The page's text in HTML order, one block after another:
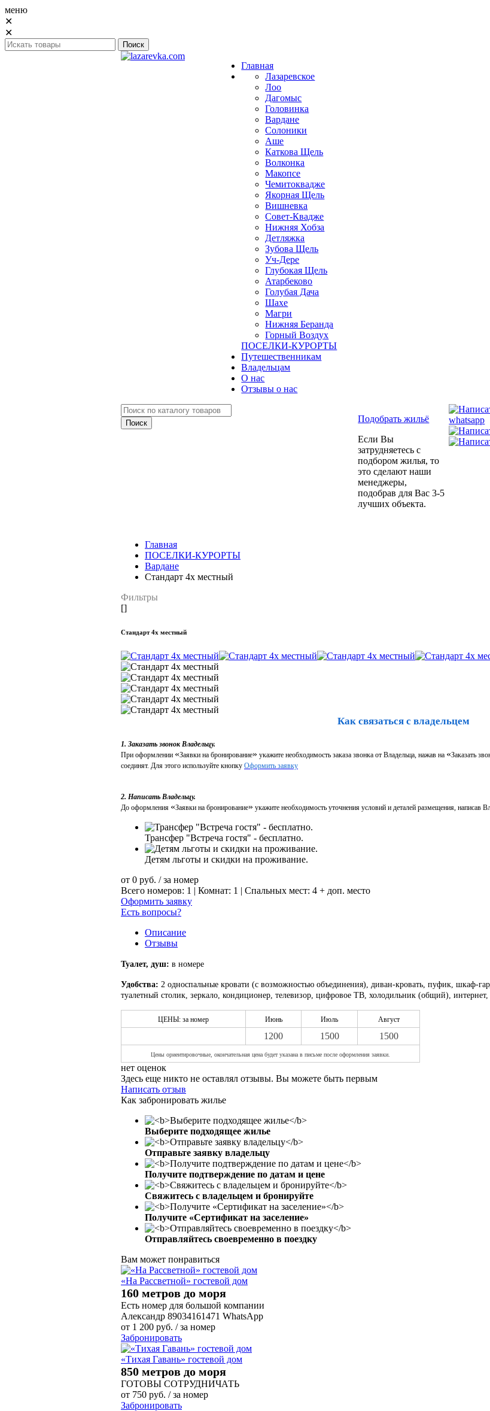
меню
✕
✕
Главная
Лазаревское
Лоо
Дагомыс
Головинка
Вардане
Солоники
Аше
Каткова Щель
Волконка
Макопсе
Чемитоквадже
Якорная Щель
Вишневка
Совет-Квадже
Нижняя Хобза
Детляжка
Зубова Щель
Уч-Дере
Глубокая Щель
Атарбеково
Голубая Дача
Шахе
Магри
Нижняя Беранда
Горный Воздух
ПОСЕЛКИ-КУРОРТЫ
Путешественникам
Владельцам
О нас
Отзывы о нас
Подобрать жильё
Если Вы
затрудняетесь с
подбором жилья, то
это сделают наши
менеджеры,
подобрав для Вас 3-5
лучших объекта.
Главная
ПОСЕЛКИ-КУРОРТЫ
Вардане
Стандарт 4х местный
Фильтры
[]
Стандарт 4х местный
Как связаться с владельцем
1. Заказать звонок Владельцу.
При оформлении «Заявки на бронирование» укажите необходимость заказа звонка от Владельца, нажав на «Заказать
соединят. Для этого используйте кнопку Оформить заявку
2. Написать Владельцу.
До оформления «Заявки на бронирование» укажите необходимость уточнения условий и деталей размещения, написав
Трансфер "Встреча гостя" - бесплатно.
Детям льготы и скидки на проживание.
от 0 руб. / за номер
Всего номеров: 1 | Комнат: 1 | Спальных мест: 4 + доп. место
Оформить заявку
Есть вопросы?
Описание
Отзывы
Туалет, душ: в номере
Удобства: 2 односпальные кровати (с возможностью объединения), диван-кровать, пуфик, шкаф-
туалетный столик, зеркало, кондиционер, телевизор, цифровое ТВ, холодильник (общий), интернет,
ЦЕНЫ: за номер Июнь Июль Август
1200 1500 1500
Цены ориентировочные, окончательная цена будет указана в письме после оформления заявки.
нет оценок
Здесь еще никто не оставлял отзывы. Вы можете быть первым
Написать отзыв
Как забронировать жилье
Выберите подходящее жилье
Отправьте заявку владельцу
Получите подтверждение по датам и цене
Свяжитесь с владельцем и бронируйте
Получите «Сертификат на заселение»
Отправляйтесь своевременно в поездку
Вам может понравиться
«На Рассветной» гостевой дом
160 метров до моря
Есть номер для большой компании
Александр 89034161471 WhatsApp
от 1 200 руб. / за номер
Забронировать
«Тихая Гавань» гостевой дом
850 метров до моря
ГОТОВЫ СОТРУДНИЧАТЬ
от 750 руб. / за номер
Забронировать